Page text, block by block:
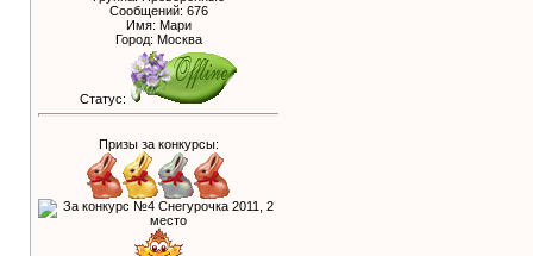
Сообщений: 676
Имя: Мари
Город: Москва
Статус:
Призы за конкурсы: